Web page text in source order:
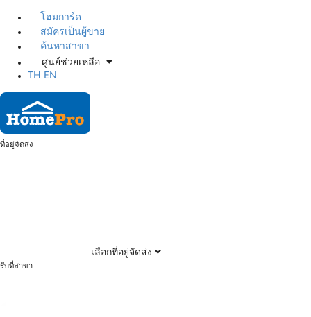
โฮมการ์ด
สมัครเป็นผู้ขาย
ค้นหาสาขา
ศูนย์ช่วยเหลือ
TH
EN
ที่อยู่จัดส่ง
เลือกที่อยู่จัดส่ง
รับที่สาขา